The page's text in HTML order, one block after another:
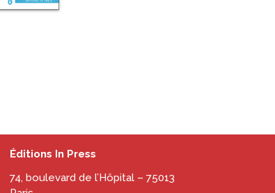
Éditions In Press
74, boulevard de l’Hôpital – 75013